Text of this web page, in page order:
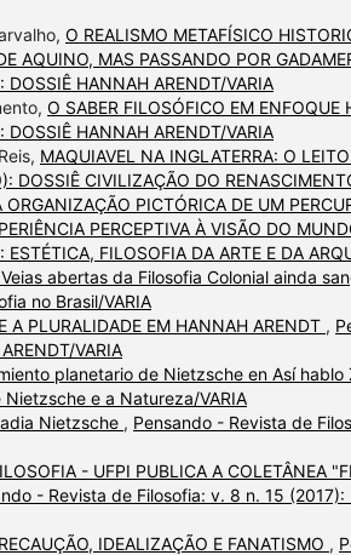
O REALISMO METAFÍSICO
AQUINO, MAS PASSANDO POR
HANNAH ARENDT/VARIA
O SABER FILOSÓFICO EM ENFOQUE
HANNAH ARENDT/VARIA
MAQUIAVEL NA INGLATERRA: O
DOSSIÊ CIVILIZAÇÃO DO
ORGANIZAÇÃO PICTÓRICA DE UM
PERCEPTIVA À VISÃO DO
FILOSOFIA DA ARTE E DA
abertas da Filosofia Colonial ainda
no Brasil/VARIA
A PLURALIDADE EM HANNAH ARENDT ,
VARIA
planetario de Nietzsche en Así hablo
e a Natureza/VARIA
Nietzsche , Pensando - Revista de
- UFPI PUBLICA A COLETÂNEA
- Revista de Filosofia: v. 8 n. 15 (2017):
IDEALIZAÇÃO E FANATISMO ,